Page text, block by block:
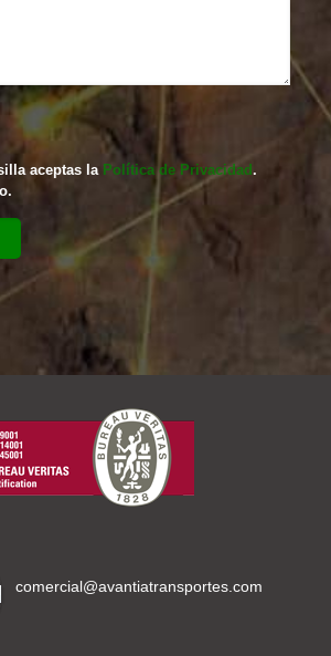
aceptas la Política de Privacidad .
comercial@avantiatransportes.com